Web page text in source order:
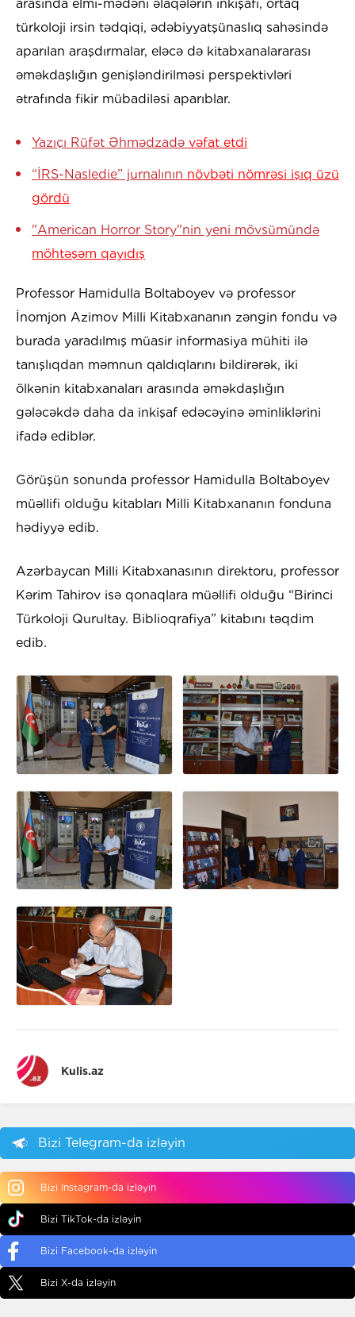
arasında elmi-mədəni əlaqələrin inkişafı, ortaq
türkoloji irsin tədqiqi, ədəbiyyatşünaslıq sahəsində
aparılan araşdırmalar, eləcə də kitabxanalararası
əməkdaşlığın genişləndirilməsi perspektivləri
ətrafında fikir mübadiləsi aparıblar.
Yazıçı Rüfət Əhmədzadə vəfat etdi
“İRS-Nasledie” jurnalının növbəti nömrəsi işıq üzü
gördü
"American Horror Story"nin yeni mövsümündə
möhtəşəm qayıdış
Professor Hamidulla Boltaboyev və professor
İnomjon Azimov Milli Kitabxananın zəngin fondu və
burada yaradılmış müasir informasiya mühiti ilə
tanışlıqdan məmnun qaldıqlarını bildirərək, iki
ölkənin kitabxanaları arasında əməkdaşlığın
gələcəkdə daha da inkişaf edəcəyinə əminliklərini
ifadə ediblər.
Görüşün sonunda professor Hamidulla Boltaboyev
müəllifi olduğu kitabları Milli Kitabxananın fonduna
hədiyyə edib.
Azərbaycan Milli Kitabxanasının direktoru, professor
Kərim Tahirov isə qonaqlara müəllifi olduğu “Birinci
Türkoloji Qurultay. Biblioqrafiya” kitabını təqdim
edib.
Kulis.az
Bizi Telegram-da izləyin
Bizi Instagram-da izləyin
Bizi TikTok-da izləyin
Bizi Facebook-da izləyin
Bizi X-da izləyin